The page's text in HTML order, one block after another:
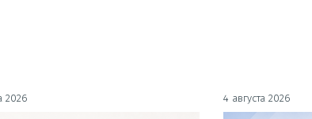
2026 4 августа 2026